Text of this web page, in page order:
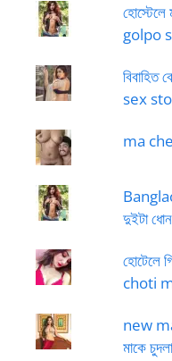
golpo
sex
ma
দুইটা ধোন
হোটেলে
choti
new
মাকে